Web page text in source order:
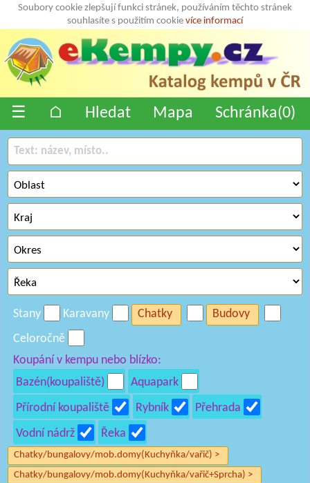
Soubory cookie zlepšují funkci stránek, používáním těchto stránek
souhlasíte s použitím cookie více informací
☰ ⌂ Hledat Mapa Schránka(0)
Stany Karavany Chatky
Budovy
Celoročně
Koupání v kempu nebo blízko:
Bazén(koupaliště)
Aquapark
Přírodní koupaliště
Rybník
Přehrada
Vodní nádrž
Řeka
Chatky/bungalovy/mob.domy(Kuchyňka/vařič) >
Chatky/bungalovy/mob.domy(Kuchyňka/vařič+Sprcha) >